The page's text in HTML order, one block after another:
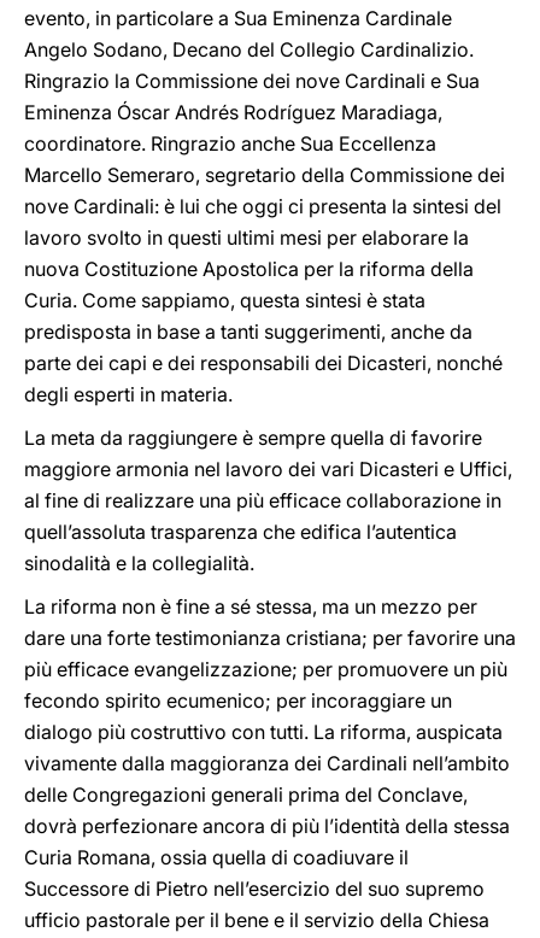
evento, in particolare a Sua Eminenza Cardinale
Angelo Sodano, Decano del Collegio Cardinalizio.
Ringrazio la Commissione dei nove Cardinali e Sua
Eminenza Óscar Andrés Rodríguez Maradiaga,
coordinatore. Ringrazio anche Sua Eccellenza
Marcello Semeraro, segretario della Commissione dei
nove Cardinali: è lui che oggi ci presenta la sintesi del
lavoro svolto in questi ultimi mesi per elaborare la
nuova Costituzione Apostolica per la riforma della
Curia. Come sappiamo, questa sintesi è stata
predisposta in base a tanti suggerimenti, anche da
parte dei capi e dei responsabili dei Dicasteri, nonché
degli esperti in materia.
La meta da raggiungere è sempre quella di favorire
maggiore armonia nel lavoro dei vari Dicasteri e Uffici,
al fine di realizzare una più efficace collaborazione in
quell’assoluta trasparenza che edifica l’autentica
sinodalità e la collegialità.
La riforma non è fine a sé stessa, ma un mezzo per
dare una forte testimonianza cristiana; per favorire una
più efficace evangelizzazione; per promuovere un più
fecondo spirito ecumenico; per incoraggiare un
dialogo più costruttivo con tutti. La riforma, auspicata
vivamente dalla maggioranza dei Cardinali nell’ambito
delle Congregazioni generali prima del Conclave,
dovrà perfezionare ancora di più l’identità della stessa
Curia Romana, ossia quella di coadiuvare il
Successore di Pietro nell’esercizio del suo supremo
ufficio pastorale per il bene e il servizio della Chiesa